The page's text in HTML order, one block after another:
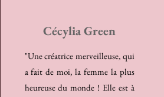
Cécylia Green
"Une créatrice merveilleuse, qui
a fait de moi, la femme la plus
heureuse du monde ! Elle est à